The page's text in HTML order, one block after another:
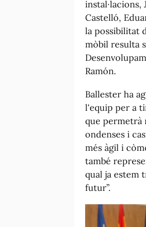
instal·lacions,
Castelló,
la possibilitat
mòbil resulta
Ramón.
Ballester ha
l'equip per a
que permetrà
ondenses i
més àgil i
també
qual ja estem
futur”.